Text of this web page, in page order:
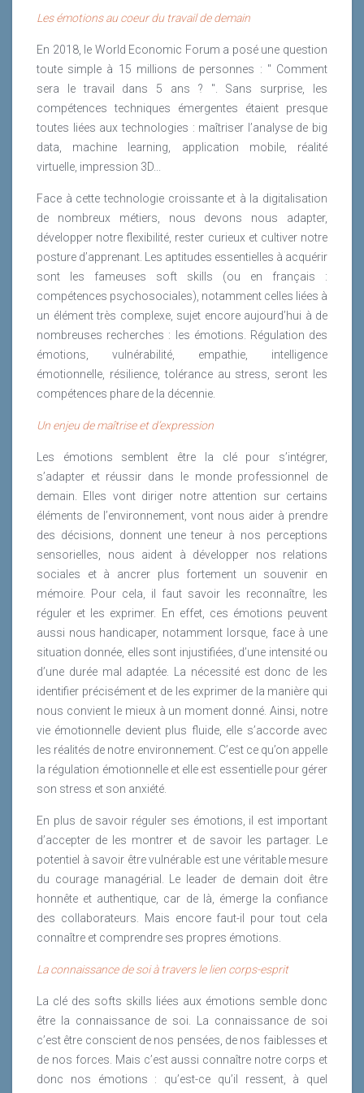
Les émotions au coeur du travail de demain
En 2018, le World Economic Forum a posé une question
toute simple à 15 millions de personnes : " Comment
sera le travail dans 5 ans ? ". Sans surprise, les
compétences techniques émergentes étaient presque
toutes liées aux technologies : maîtriser l’analyse de big
data, machine learning, application mobile, réalité
virtuelle, impression 3D...
Face à cette technologie croissante et à la digitalisation
de nombreux métiers, nous devons nous adapter,
développer notre flexibilité, rester curieux et cultiver notre
posture d’apprenant. Les aptitudes essentielles à acquérir
sont les fameuses soft skills (ou en français :
compétences psychosociales), notamment celles liées à
un élément très complexe, sujet encore aujourd’hui à de
nombreuses recherches : les émotions. Régulation des
émotions, vulnérabilité, empathie, intelligence
émotionnelle, résilience, tolérance au stress, seront les
compétences phare de la décennie.
Un enjeu de maîtrise et d’expression
Les émotions semblent être la clé pour s’intégrer,
s’adapter et réussir dans le monde professionnel de
demain. Elles vont diriger notre attention sur certains
éléments de l’environnement, vont nous aider à prendre
des décisions, donnent une teneur à nos perceptions
sensorielles, nous aident à développer nos relations
sociales et à ancrer plus fortement un souvenir en
mémoire. Pour cela, il faut savoir les reconnaître, les
réguler et les exprimer. En effet, ces émotions peuvent
aussi nous handicaper, notamment lorsque, face à une
situation donnée, elles sont injustifiées, d’une intensité ou
d’une durée mal adaptée. La nécessité est donc de les
identifier précisément et de les exprimer de la manière qui
nous convient le mieux à un moment donné. Ainsi, notre
vie émotionnelle devient plus fluide, elle s’accorde avec
les réalités de notre environnement. C’est ce qu’on appelle
la régulation émotionnelle et elle est essentielle pour gérer
son stress et son anxiété.
En plus de savoir réguler ses émotions, il est important
d’accepter de les montrer et de savoir les partager. Le
potentiel à savoir être vulnérable est une véritable mesure
du courage managérial. Le leader de demain doit être
honnête et authentique, car de là, émerge la confiance
des collaborateurs. Mais encore faut-il pour tout cela
connaître et comprendre ses propres émotions.
La connaissance de soi à travers le lien corps-esprit
La clé des softs skills liées aux émotions semble donc
être la connaissance de soi. La connaissance de soi
c’est être conscient de nos pensées, de nos faiblesses et
de nos forces. Mais c’est aussi connaître notre corps et
donc nos émotions : qu’est-ce qu’il ressent, à quel